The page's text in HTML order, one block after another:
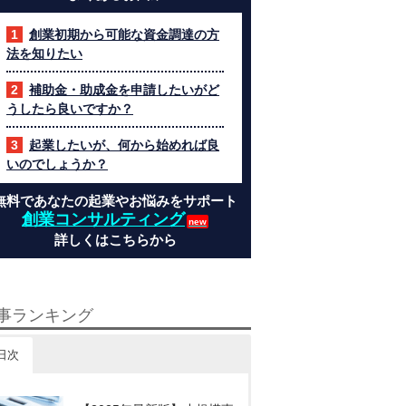
創業初期から可能な資金調達の方
法を知りたい
補助金・助成金を申請したいがど
うしたら良いですか？
起業したいが、何から始めれば良
いのでしょうか？
料であなたの起業やお悩みをサポート
創業コンサルティング
詳しくはこちらから
ランキング
次